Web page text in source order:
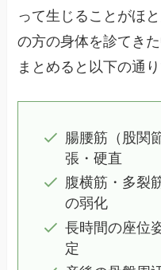
って生じることがほ
の方の身体を診てき
まとめると以下の通り
腸腰筋（股関
張・硬直
腹横筋・多裂
の弱化
長時間の座位
定